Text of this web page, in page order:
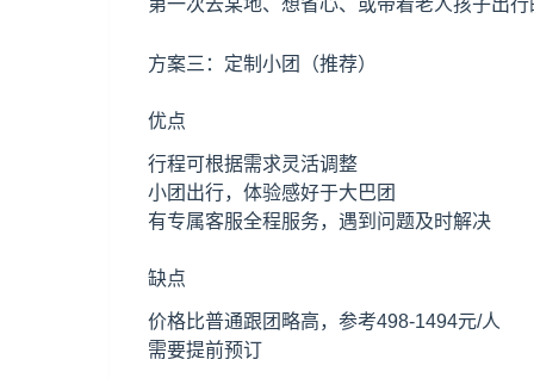
第一次去某地、想省心、或带着老人孩子出
方案三：定制小团（推荐）
优点
行程可根据需求灵活调整
小团出行，体验感好于大巴团
有专属客服全程服务，遇到问题及时解决
缺点
价格比普通跟团略高，参考498-1494元/人
需要提前预订